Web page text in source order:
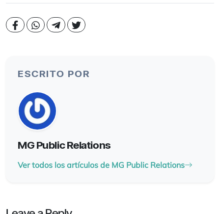
ESCRITO POR
MG Public Relations
Ver todos los artículos de MG Public Relations